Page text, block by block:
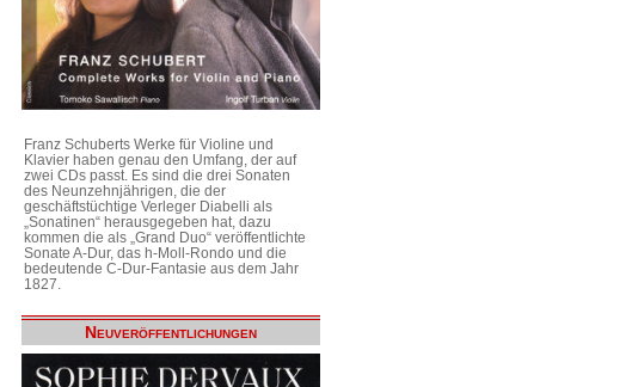
Franz Schuberts Werke für Violine und
Klavier haben genau den Umfang, der auf
zwei CDs passt. Es sind die drei Sonaten
des Neunzehnjährigen, die der
geschäftstüchtige Verleger Diabelli als
„Sonatinen“ herausgegeben hat, dazu
kommen die als „Grand Duo“ veröffentlichte
Sonate A-Dur, das h-Moll-Rondo und die
bedeutende C-Dur-Fantasie aus dem Jahr
1827.
Neuveröffentlichungen